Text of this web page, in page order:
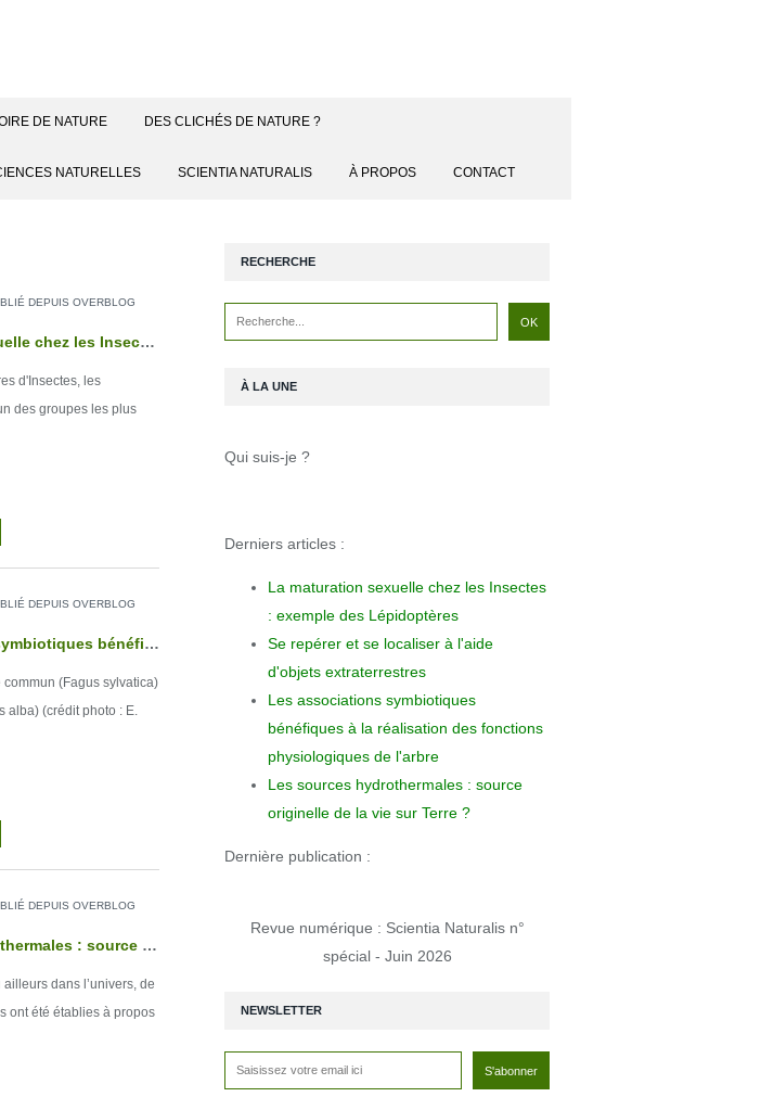
DE NATURE DES CLICHÉS DE NATURE ?
NATURELLES SCIENTIA NATURALIS À PROPOS CONTACT
DEPUIS OVERBLOG
La maturation sexuelle chez les Insectes : exemple des Lépidoptères
d'Insectes, les
des groupes les plus
DEPUIS OVERBLOG
Les associations symbiotiques bénéfiques à la réalisation des fonctions physiologiques de l’arbre
commun (Fagus sylvatica)
alba) (crédit photo : E.
DEPUIS OVERBLOG
Les sources hydrothermales : source originelle de la vie sur Terre ?
ailleurs dans l’univers, de
ont été établies à propos
NEWSLETTER
RECHERCHE
À LA UNE
Qui suis-je ?
Derniers articles :
La maturation sexuelle chez les Insectes
: exemple des Lépidoptères
Se repérer et se localiser à l'aide
d'objets extraterrestres
Les associations symbiotiques
bénéfiques à la réalisation des fonctions
physiologiques de l'arbre
Les sources hydrothermales : source
originelle de la vie sur Terre ?
Dernière publication :
Revue numérique : Scientia Naturalis n°
spécial - Juin 2026